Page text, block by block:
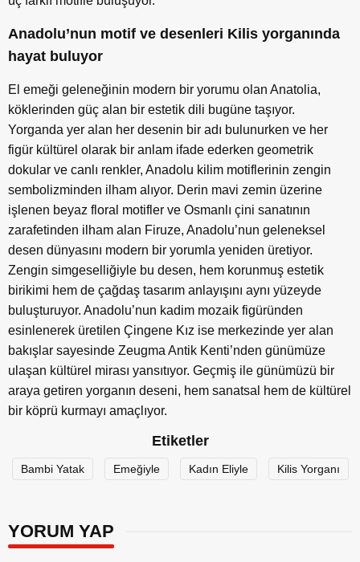
Anadolu’nun motif ve desenleri Kilis yorganında
hayat buluyor
El emeği geleneğinin modern bir yorumu olan Anatolia,
köklerinden güç alan bir estetik dili bugüne taşıyor.
Yorganda yer alan her desenin bir adı bulunurken ve her
figür kültürel olarak bir anlam ifade ederken geometrik
dokular ve canlı renkler, Anadolu kilim motiflerinin zengin
sembolizminden ilham alıyor. Derin mavi zemin üzerine
işlenen beyaz floral motifler ve Osmanlı çini sanatının
zarafetinden ilham alan Firuze, Anadolu’nun geleneksel
desen dünyasını modern bir yorumla yeniden üretiyor.
Zengin simgeselliğiyle bu desen, hem korunmuş estetik
birikimi hem de çağdaş tasarım anlayışını aynı yüzeyde
buluşturuyor. Anadolu’nun kadim mozaik figüründen
esinlenerek üretilen Çingene Kız ise merkezinde yer alan
bakışlar sayesinde Zeugma Antik Kenti’nden günümüze
ulaşan kültürel mirası yansıtıyor. Geçmiş ile günümüzü bir
araya getiren yorganın deseni, hem sanatsal hem de kültürel
bir köprü kurmayı amaçlıyor.
Etiketler
Bambi Yatak Emeğiyle Kadın Eliyle Kilis Yorganı
YORUM YAP